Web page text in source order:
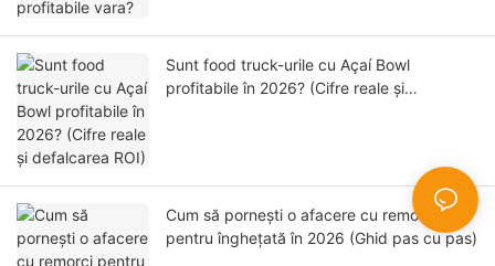
Sunt food truck-urile cu Açaí Bowl
profitabile în 2026? (Cifre reale și
Cum să pornești o afacere cu remorci
pentru înghețată în 2026 (Ghid pas cu pas)